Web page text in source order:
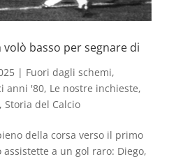
basso per segnare di
| Fuori dagli schemi,
anni '80, Le nostre inchieste,
, Storia del Calcio
della corsa verso il primo
assistette a un gol raro: Diego,